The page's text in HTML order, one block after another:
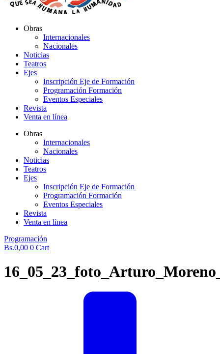
Obras
Internacionales
Nacionales
Noticias
Teatros
Ejes
Inscripción Eje de Formación
Programación Formación
Eventos Especiales
Revista
Venta en línea
Obras
Internacionales
Nacionales
Noticias
Teatros
Ejes
Inscripción Eje de Formación
Programación Formación
Eventos Especiales
Revista
Venta en línea
Programación
Bs.0,00 0 Cart